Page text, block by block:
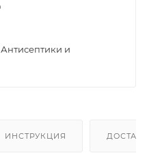
Антисептики и
ИНСТРУКЦИЯ